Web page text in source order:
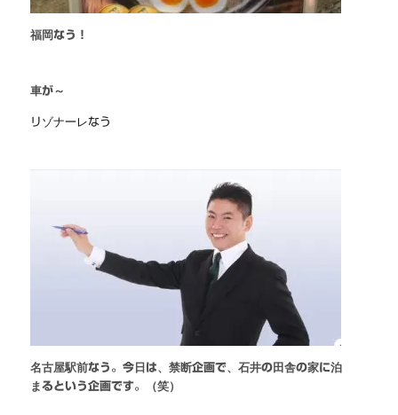
福岡なう！
車が～
リゾナーレなう
名古屋駅前なう。今日は、禁断企画で、石井の田舎の家に泊
まるという企画です。（笑）